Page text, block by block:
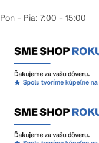
Pon – Pia: 7:00 – 15:00